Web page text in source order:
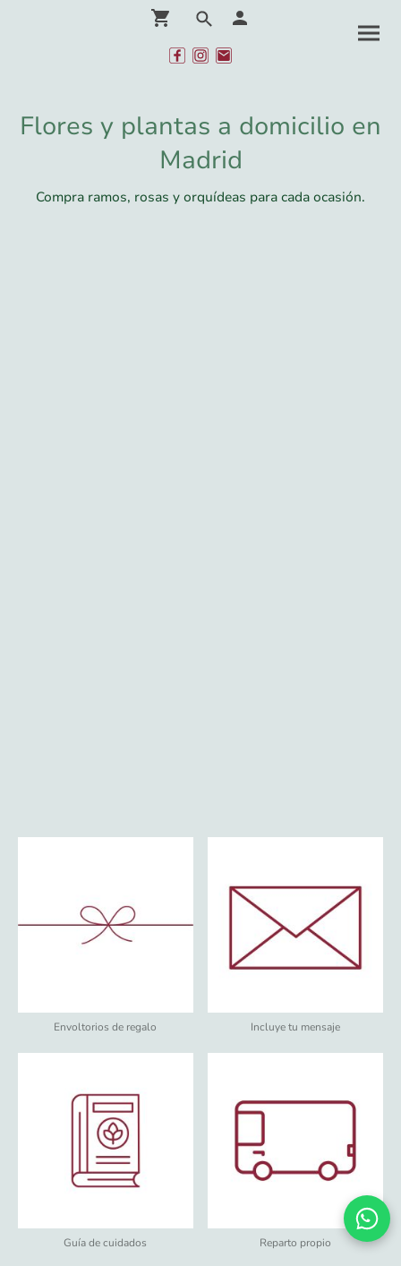
Flores y plantas a domicilio en
Madrid
Compra ramos, rosas y orquídeas para cada ocasión.
Envoltorios de regalo Incluye tu mensaje
Guía de cuidados Reparto propio